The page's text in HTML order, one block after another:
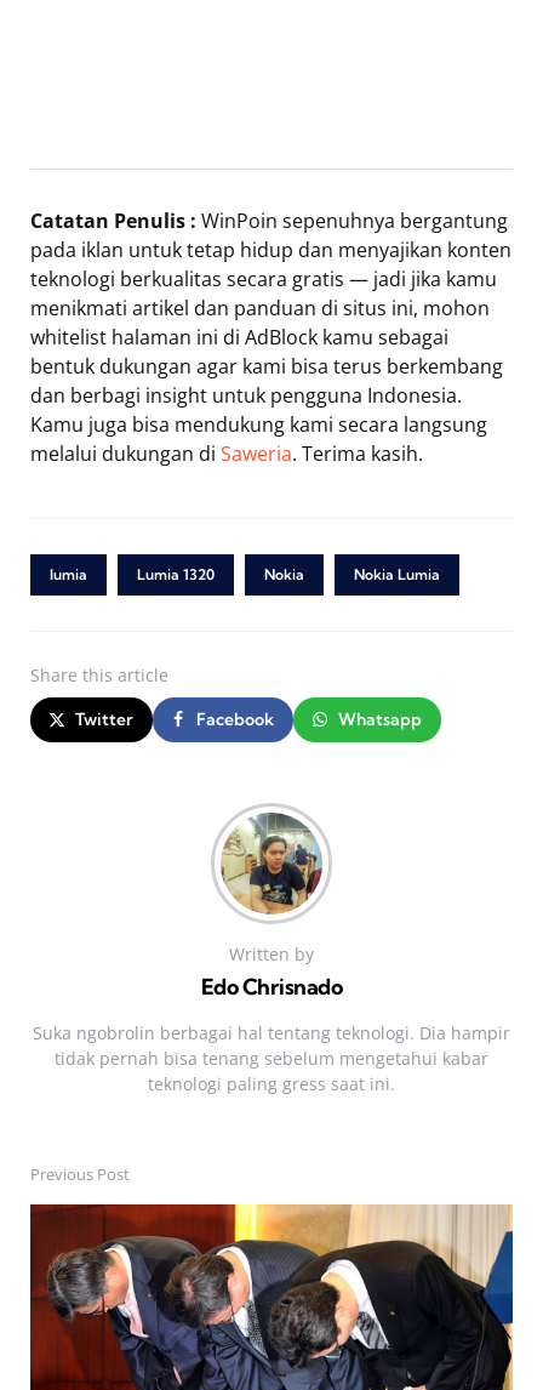
Catatan Penulis : WinPoin sepenuhnya bergantung
pada iklan untuk tetap hidup dan menyajikan konten
teknologi berkualitas secara gratis — jadi jika kamu
menikmati artikel dan panduan di situs ini, mohon
whitelist halaman ini di AdBlock kamu sebagai
bentuk dukungan agar kami bisa terus berkembang
dan berbagi insight untuk pengguna Indonesia.
Kamu juga bisa mendukung kami secara langsung
melalui dukungan di Saweria. Terima kasih.
lumia Lumia 1320 Nokia Nokia Lumia
Share this article
Twitter Facebook Whatsapp
Written by
Edo Chrisnado
Suka ngobrolin berbagai hal tentang teknologi. Dia hampir
tidak pernah bisa tenang sebelum mengetahui kabar
teknologi paling gress saat ini.
Post
navigation
Previous Post